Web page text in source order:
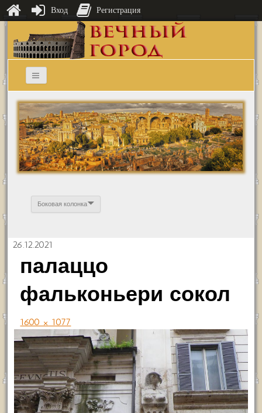
Боковая колонка
26.12.2021
палаццо
фальконьери сокол
1600 × 1077
Вход Регистрация